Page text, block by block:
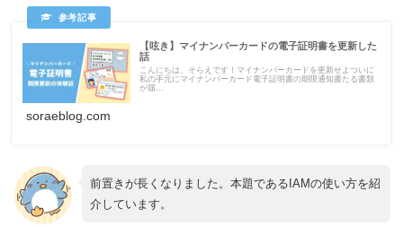
【呟き】マイナンバーカードの電子証明書を更新した
話
こんにちは、そらえです！マイナンバーカードを更新せよついに
私の手元にマイナンバーカード電子証明書の期限通知書たる書類
が届...
soraeblog.com
前置きが長くなりました。本題であるIAMの使い方を紹
介しています。